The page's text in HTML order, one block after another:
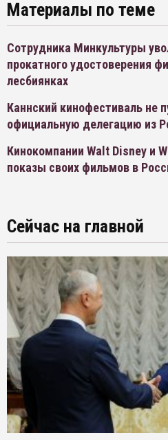
Материалы по теме
Сотрудника Минкультуры
прокатного удостоверения
лесбиянках
Каннский кинофестиваль не
официальную делегацию из
Кинокомпании Walt Disney и
показы своих фильмов в
Сейчас на главной